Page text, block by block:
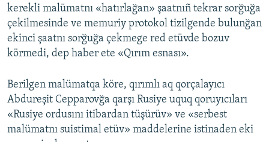
Українською
QOŞULIÑIZ!
RFE/RS bütün saytları
kerekli malümatnı «hatırlağan» şaatnıñ tekrar sorğuğa
çekilmesinde ve memuriy protokol tizilgende bulunğan
ekinci şaatnı sorğuğa çekmege red etüvde bozuv
körmedi, dep haber ete «Qırım esnası».
Berilgen malümatqa köre, qırımlı aq qorçalayıcı
Abdureşit Cepparovğa qarşı Rusiye uquq qoruyıcıları
«Rusiye ordusını itibardan tüşürüv» ve «serbest
malümatnı suistimal etüv» maddelerine istinaden eki